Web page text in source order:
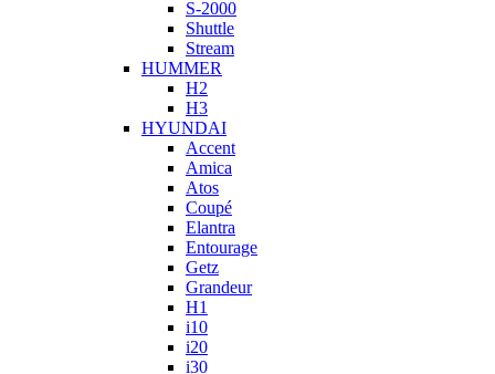
S-2000
Shuttle
Stream
HUMMER
H2
H3
HYUNDAI
Accent
Amica
Atos
Coupé
Elantra
Entourage
Getz
Grandeur
H1
i10
i20
i30